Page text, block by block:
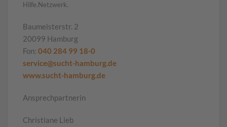
Hilfe.Netzwerk.
Baumeisterstr. 2
20099 Hamburg
Fon: 040 284 99 18-0
service@sucht-hamburg.de
www.sucht-hamburg.de
Ansprechpartnerin
Christiane Lieb